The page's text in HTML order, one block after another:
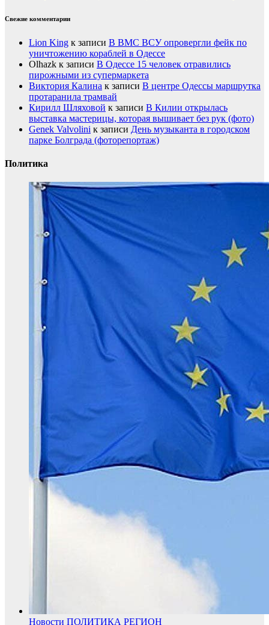
Свежие комментарии
Lion King к записи В ВМС ВСУ опровергли фейк по
уничтожению кораблей в Одессе
Olhazk к записи В Одессе 15 человек отравились
пирожными из супермаркета
Виктория Калина к записи В центре Одессы маршрутка
протаранила трамвай
Кирилл Шляховой к записи В Килии открылась
выставка мастерицы, которая вышивает без рук (фото)
Genek Valvolini к записи День музыканта в городском
парке Болграда (фоторепортаж)
Политика
Новости ПОЛИТИКА РЕГИОН